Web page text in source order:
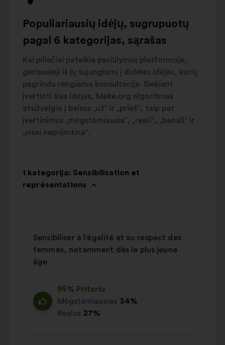
Populiariausių idėjų, sugrupuotų
pagal 6 kategorijas, sąrašas
Kai piliečiai pateikia pasiūlymus platformoje,
geriausieji iš jų sujungiami į dideles idėjas, kurių
pagrindu rengiama konsultacija. Siekiant
įvertinti šias idėjas, Make.org algoritmas
atsižvelgia į balsus „už“ ir „prieš“, taip pat
įvertinimus „mėgstamiausia“, „reali“, „banali“ ir
„visai nepriimtina“.
1 kategorija: Sensibilisation et
représentations
Sensibiliser à l'égalité et au respect des
femmes, notamment dès le plus jeune
âge
95% Pritariu
Mėgstamiausias 34%
Realus 27%